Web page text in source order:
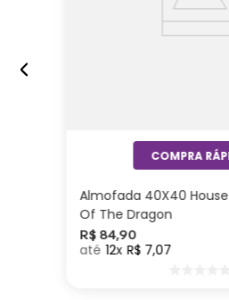
Almofada 40X40 House
Of The Dragon
R$ 84,90
12 R$ 7,07